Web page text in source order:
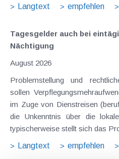
Langtext
empfehlen
Tagesgelder auch bei
Nächtigung
August 2026
Problemstellung und rechtlicher
sollen
im Zuge von Dienstreisen
die Unkenntnis über die
typischerweise stellt sich das
Langtext
empfehlen